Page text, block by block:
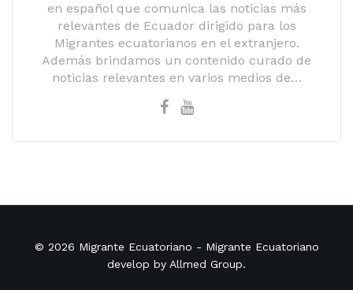
en español que comunica las noticias más
relevantes de Ecuador dirigido para los
Migrantes ecuatorianos en el extranjero.
Además brindamos un contenido curado de
noticias relevantes en varios medios de…
© 2026 Migrante Ecuatoriano - Migrante Ecuatoriano
develop by Allmed Group.